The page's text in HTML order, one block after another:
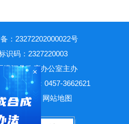
：23272202000022号
识码：2327220003
塔河县政府办公室主办
电话：0457-3662621
3662621
网站地图
×